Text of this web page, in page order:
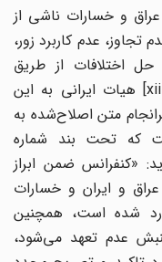
و خسارات ناشی از
عدم کاربرد زور،
اختلافات از طریق
صلح‌آمیز تصریح و تصدیق شده بود.[xiii] هیات ایرانی به این
متن اصلاح‌شده به
که تحت بند شماره
ضمن ابراز
و ایران و خسارات
شده است، همچنین
عدم تعهد می‌شود،